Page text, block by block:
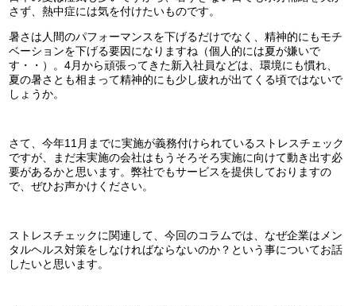
さず、熱中症には気を付けたいものです。
暑さは人間のパフォーマンスを下げるだけでなく、精神的にもモチ
ベーションを下げる要因になりますね（個人的には夏が嫌いで
す・・）。4月から頑張ってきた新入社員などは、環境にも慣れ、
夏の暑さとも相まって精神的にも少し疲れが出てくる頃ではないで
しょうか。
さて、今年11月までに実施が義務付けられているストレスチェック
ですが、まだ未実施の会社はもうそろそろ実施に向けて動き出す必
要があるかと思います。弊社でもサービスを提供しておりますの
で、ぜひお声かけください。
ストレスチェックに関連して、今回のコラムでは、なぜ企業はメン
タルヘルス対策をしなければならないのか？という事についてお話
したいと思います。